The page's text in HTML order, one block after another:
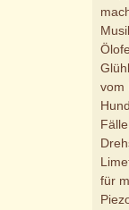
vom
für